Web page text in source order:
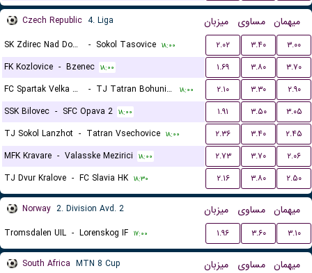
Czech Republic 4. Liga میزبان مساوی میهمان
SK Zdirec Nad Doubravou - Sokol Tasovice ۱۸:۰۰ ۲.۰۲ ۳.۴۰
۳.۰۰
FK Kozlovice - Bzenec ۱۸:۰۰ ۱.۶۹ ۳.۸۰
۳.۷۰
FC Spartak Velka Bites
- TJ Tatran Bohunice ۱۸:۰۰ ۲.۱۰ ۳.۳۰
۲.۹۰
SSK Bilovec - SFC Opava 2 ۱۸:۰۰ ۱.۹۱ ۳.۵۰
۳.۰۵
TJ Sokol Lanzhot - Tatran Vsechovice ۱۸:۰۰ ۲.۳۶ ۳.۴۰
۲.۴۵
MFK Kravare - Valasske Mezirici ۱۸:۰۰ ۲.۷۳ ۳.۷۰
۲.۰۶
TJ Dvur Kralove - FC Slavia HK ۱۸:۳۰ ۲.۱۶ ۳.۸۰ ۲.۵۰
Norway 2. Division Avd. 2 میزبان مساوی میهمان
Tromsdalen UIL - Lorenskog IF ۱۷:۰۰ ۱.۹۶ ۳.۶۰ ۳.۱۰
South Africa MTN 8 Cup میزبان مساوی میهمان